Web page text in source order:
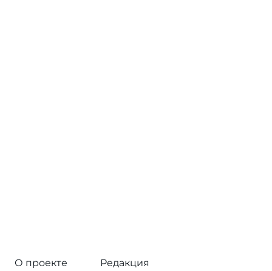
О проекте
Редакция